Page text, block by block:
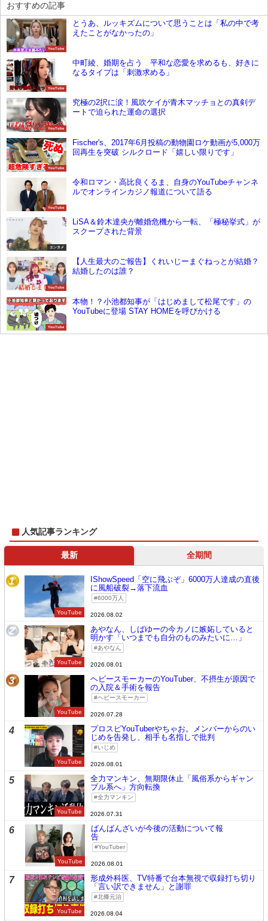
おすすめの記事
YouTube
とうあ、ルッキズムについて思うことは「私の中で考
えたことがなかったの」
YouTube
中町綾、婚期を占う 平和な恋愛を求めるも、好きに
なるタイプは「刺激求める」
YouTube
究極の2択に涙！風吹ケイが青木マッチョとの真剣デ
ートで迫られた運命の選択
YouTube
Fischer's、2017年6月投稿の動物園ロケ動画が5,000万
回再生を突破 シルクロード「嬉しい限りです」
YouTube
令和ロマン・高比良くるま、自身のYouTubeチャンネ
ルでオンラインカジノ報道について語る
エンタメ
LiSA＆鈴木達央が離婚危機から一転、「極秘挙式」が
スクープされた背景
YouTube
【人生最大のご報告】くれいじーまぐねっとが結婚？
結婚したのは誰？
YouTube
本物！？小池都知事が「はじめまして松尾です」の
YouTubeに登場 STAY HOMEを呼びかける
人気記事ランキング
最新 全期間
1
YouTube
IShowSpeed「空に飛ぶぞ」6000万人達成の直後
に風船破裂→落下流血
6000万人
2026.08.02
2
YouTube
あやなん、しばゆーの今カノに嫉妬していると
明かす「いつまでも自分のものみたいに…」
あやなん
2026.08.01
3
YouTube
ヘビースモーカーのYouTuber、不摂生が原因で
の入院＆手術を報告
ヘビースモーカー
2026.07.28
4
YouTube
プロスピYouTuberやちゃお。メンバーからのい
じめを告発し、相手も名指しで批判
いじめ
2026.08.01
5
YouTube
全力マンキン、無期限休止「風俗系からギャン
ブル系へ」方向転換
全力マンキン
2026.07.31
6
YouTube
ばんばんざいが今後の活動について報
告
YouTuber
2026.08.01
7
YouTube
形成外科医、TV特番で台本無視で収録打ち切り
「言い訳できません」と謝罪
北條元治
2026.08.04